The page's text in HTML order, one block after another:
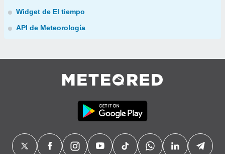
Widget de El tiempo
API de Meteorología